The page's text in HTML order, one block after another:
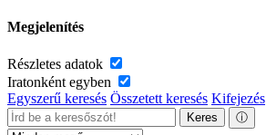
Megjelenítés
Részletes adatok
Iratonként egyben
Egyszerű keresés Összetett keresés Kifejezés
Keres ⓘ